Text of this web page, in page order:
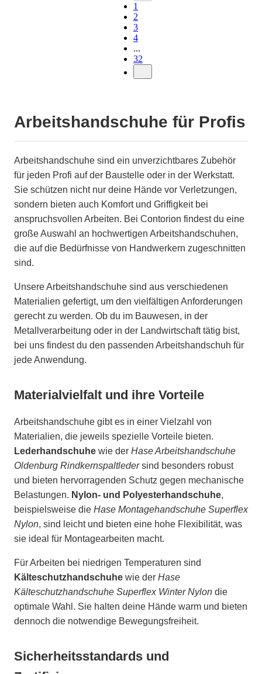
1
2
3
4
...
32
Arbeitshandschuhe für Profis
Arbeitshandschuhe sind ein unverzichtbares Zubehör
für jeden Profi auf der Baustelle oder in der Werkstatt.
Sie schützen nicht nur deine Hände vor Verletzungen,
sondern bieten auch Komfort und Griffigkeit bei
anspruchsvollen Arbeiten. Bei Contorion findest du eine
große Auswahl an hochwertigen Arbeitshandschuhen,
die auf die Bedürfnisse von Handwerkern zugeschnitten
sind.
Unsere Arbeitshandschuhe sind aus verschiedenen
Materialien gefertigt, um den vielfältigen Anforderungen
gerecht zu werden. Ob du im Bauwesen, in der
Metallverarbeitung oder in der Landwirtschaft tätig bist,
bei uns findest du den passenden Arbeitshandschuh für
jede Anwendung.
Materialvielfalt und ihre Vorteile
Arbeitshandschuhe gibt es in einer Vielzahl von
Materialien, die jeweils spezielle Vorteile bieten.
Lederhandschuhe wie der Hase Arbeitshandschuhe
Oldenburg Rindkernspaltledersind besonders robust
und bieten hervorragenden Schutz gegen mechanische
Belastungen. Nylon- und Polyesterhandschuhe,
beispielsweise die Hase Montagehandschuhe Superflex
Nylon, sind leicht und bieten eine hohe Flexibilität, was
sie ideal für Montagearbeiten macht.
Für Arbeiten bei niedrigen Temperaturen sind
Kälteschutzhandschuhe wie der Hase
Kälteschutzhandschuhe Superflex Winter Nylon die
optimale Wahl. Sie halten deine Hände warm und bieten
dennoch die notwendige Bewegungsfreiheit.
Sicherheitsstandards und